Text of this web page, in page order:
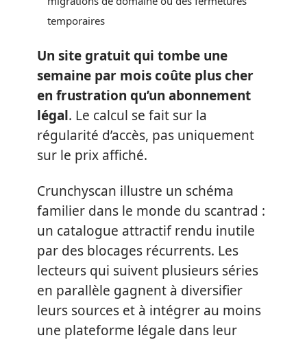
temporaires
Un site gratuit qui tombe une
semaine par mois coûte plus cher
en frustration qu’un abonnement
légal. Le calcul se fait sur la
régularité d’accès, pas uniquement
sur le prix affiché.
Crunchyscan illustre un schéma
familier dans le monde du scantrad :
un catalogue attractif rendu inutile
par des blocages récurrents. Les
lecteurs qui suivent plusieurs séries
en parallèle gagnent à diversifier
leurs sources et à intégrer au moins
une plateforme légale dans leur